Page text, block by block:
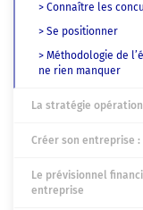
> Connaître les
> Se positionner
> Méthodologie de
ne rien manquer
La stratégie
Créer son entreprise
Le prévisionnel
entreprise